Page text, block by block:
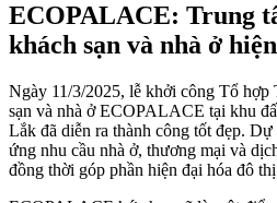
ECOPALACE: Trung
khách sạn và nhà ở
Ngày 11/3/2025, lễ khởi công Tổ hợp
sạn và nhà ở ECOPALACE tại khu
Lắk đã diễn ra thành công tốt đẹp.
ứng nhu cầu nhà ở, thương mại và
đồng thời góp phần hiện đại hóa đô